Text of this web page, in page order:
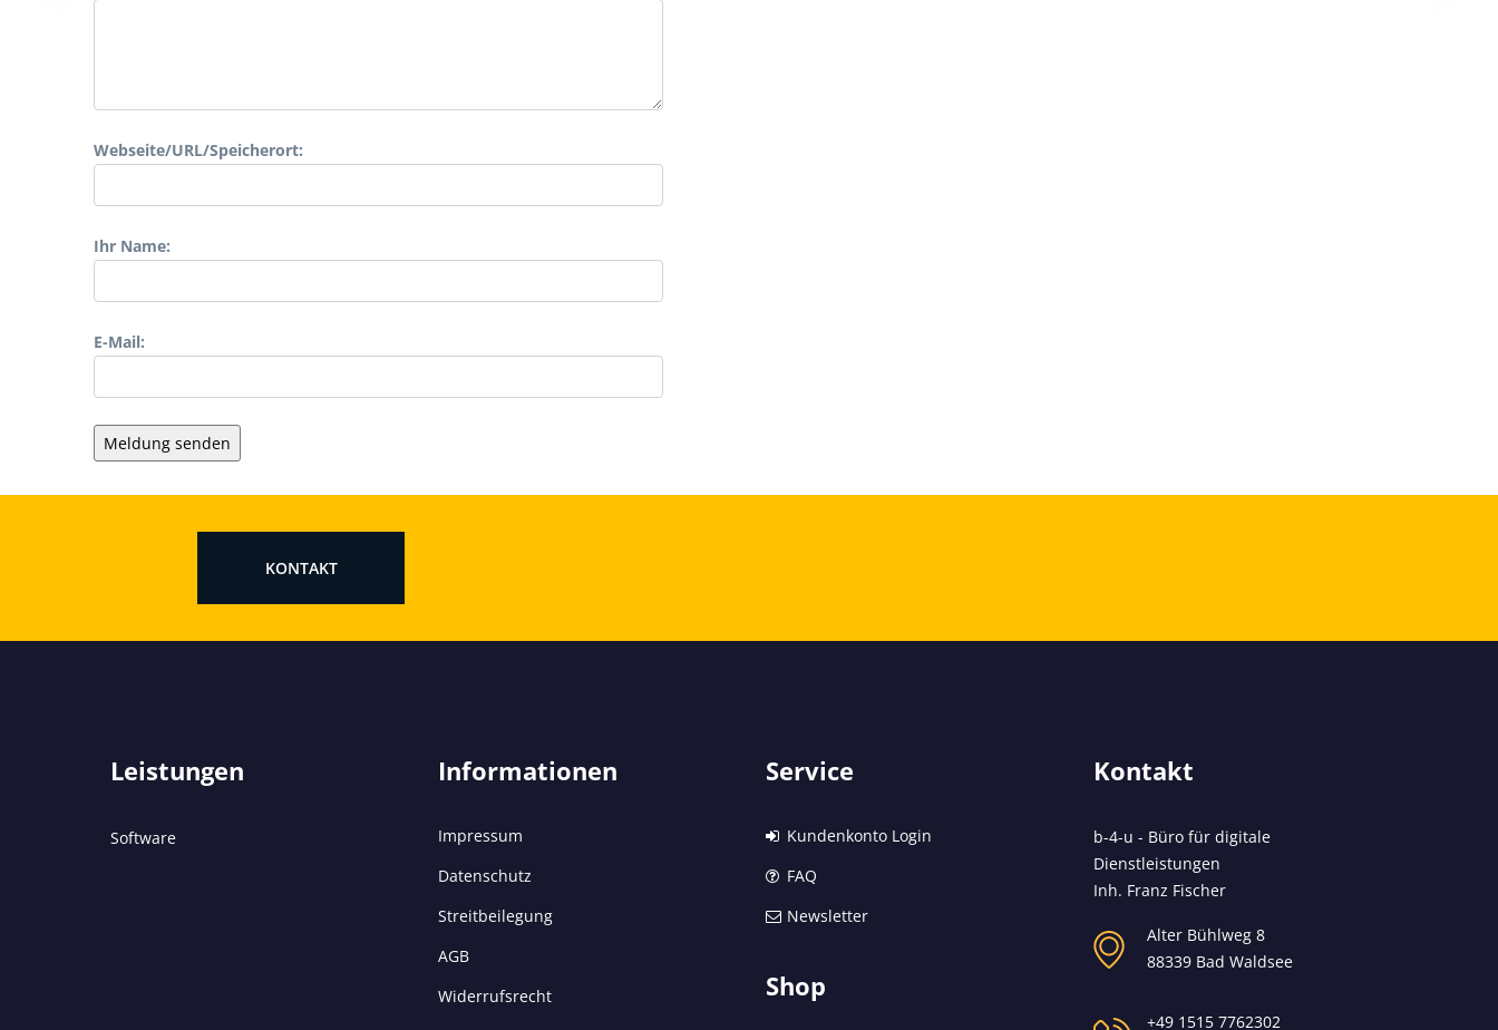
Webseite/URL/Speicherort:
Ihr Name:
E-Mail:
KONTAKT
Leistungen
Software
Informationen
Impressum
Datenschutz
Streitbeilegung
AGB
Widerrufsrecht
Service
Kundenkonto Login
FAQ
Newsletter
Shop
Kontakt
b-4-u - Büro für digitale
Dienstleistungen
Inh. Franz Fischer
Alter Bühlweg 8
88339 Bad Waldsee
+49 1515 7762302